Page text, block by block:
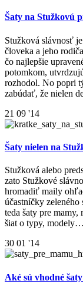
Šaty na Stužkovú
Stužková slávnosť
človeka a jeho
čo najlepšie
potomkom,
rozhodol. No popri
zabúdať, že nielen
21 09 '14
Šaty nielen na
Stužková alebo
zato Stužkové
hromadiť maily
účastníčky
teda šaty pre
šiat o typy, modely…
30 01 '14
Aké sú vhodné